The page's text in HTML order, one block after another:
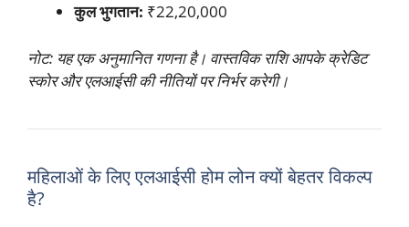
कुल भुगतान: ₹22,20,000
नोट: यह एक अनुमानित गणना है। वास्तविक राशि आपके क्रेडिट
स्कोर और एलआईसी की नीतियों पर निर्भर करेगी।
महिलाओं के लिए एलआईसी होम लोन क्यों बेहतर विकल्प
है?